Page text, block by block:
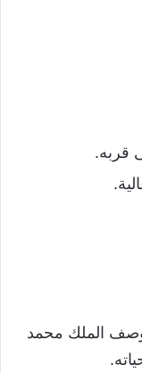
قربه.
الملك محمد